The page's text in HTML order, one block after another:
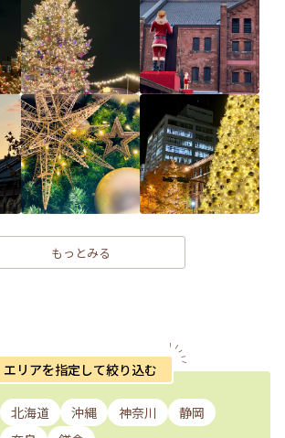
もっとみる
エリアを指定して絞り込む
北海道 沖縄 神奈川
静岡